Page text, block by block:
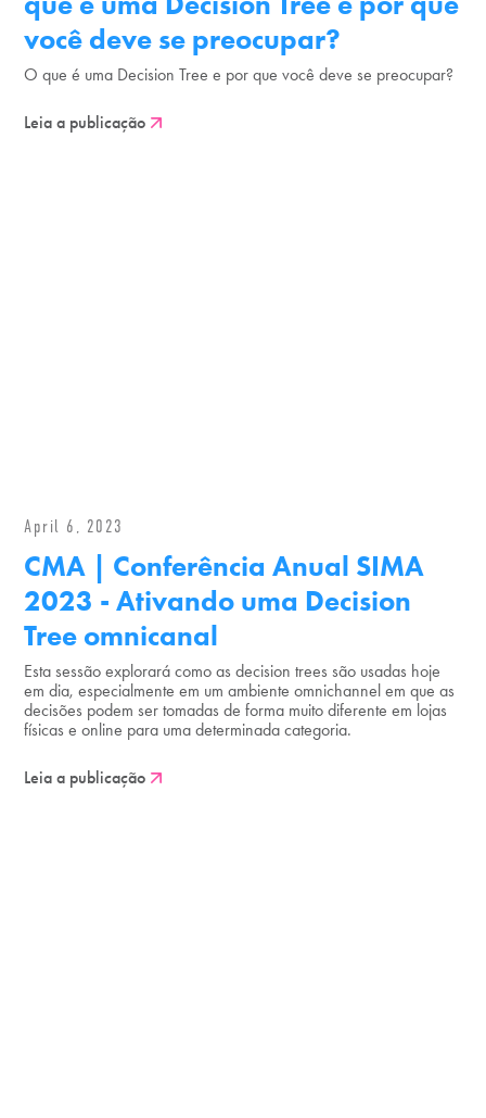
você deve se preocupar?
O que é uma Decision Tree e por que você deve se preocupar?
Leia a publicação
April 6, 2023
CMA | Conferência Anual SIMA
2023 - Ativando uma Decision
Tree omnicanal
Esta sessão explorará como as decision trees são usadas hoje
em dia, especialmente em um ambiente omnichannel em que as
decisões podem ser tomadas de forma muito diferente em lojas
físicas e online para uma determinada categoria.
Leia a publicação